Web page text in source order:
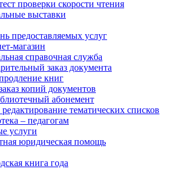
проверки скорости чтения
выставки
предоставляемых услуг
магазин
справочная служба
заказ документа
книг
копий документов
абонемент
редактирование тематических списков
– педагогам
услуги
юридическая помощь
книга года